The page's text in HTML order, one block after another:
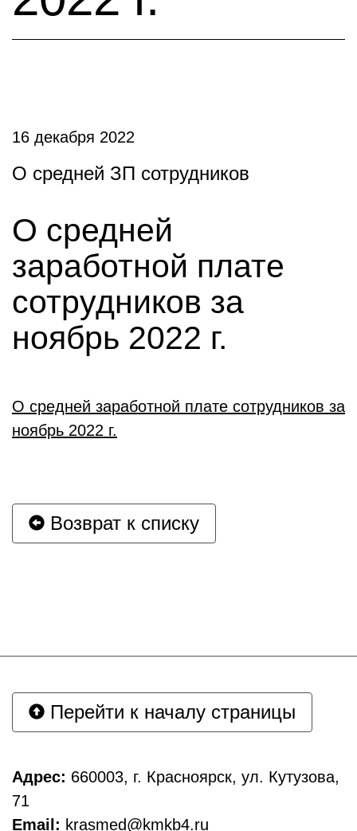
16 декабря 2022
О средней ЗП сотрудников
О средней
заработной плате
сотрудников за
ноябрь 2022 г.
О средней заработной плате сотрудников за
ноябрь 2022 г.
Возврат к списку
Перейти к началу страницы
Адрес: 660003, г. Красноярск, ул. Кутузова,
71
Email: krasmed@kmkb4.ru